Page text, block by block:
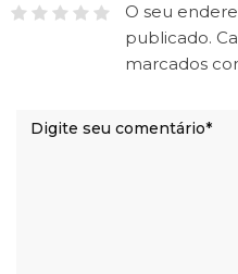
O seu
publicado.
marcados